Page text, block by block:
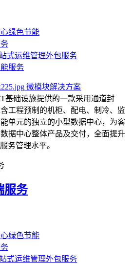
绿色节能
式运维管理外包服务
服务
微模块解决方案
基础设施提供的一款采用通道封
工程预制的机柜、配电、制冷、监
单元的独立的小型数据中心，为客
据中心整体产品及交付，全面提升
务管理水平。
服务
绿色节能
式运维管理外包服务